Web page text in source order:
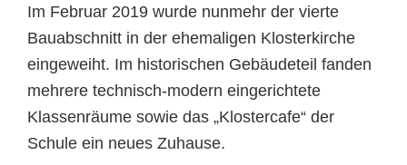
Im Februar 2019 wurde nunmehr der vierte
Bauabschnitt in der ehemaligen Klosterkirche
eingeweiht. Im historischen Gebäudeteil fanden
mehrere technisch-modern eingerichtete
Klassenräume sowie das „Klostercafe“ der
Schule ein neues Zuhause.